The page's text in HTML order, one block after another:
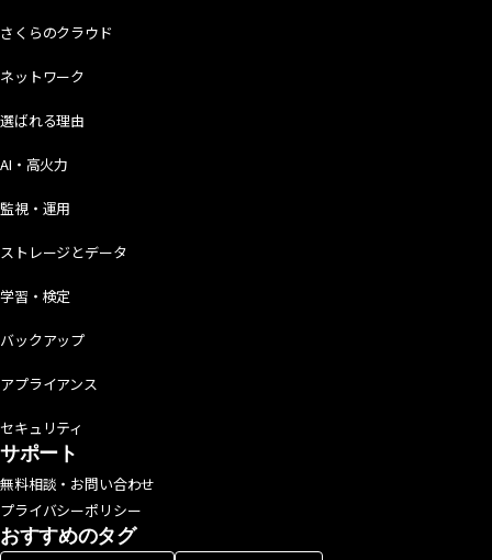
さくらのクラウド
ネットワーク
選ばれる理由
AI・高火力
監視・運用
ストレージとデータ
学習・検定
バックアップ
アプライアンス
セキュリティ
サポート
無料相談・お問い合わせ
プライバシーポリシー
おすすめのタグ